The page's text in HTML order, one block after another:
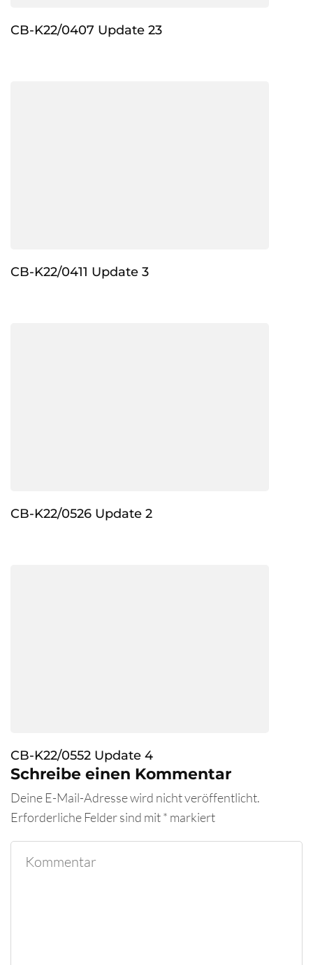
CB-K22/0407 Update 23
CB-K22/0411 Update 3
CB-K22/0526 Update 2
CB-K22/0552 Update 4
Schreibe einen Kommentar
Deine E-Mail-Adresse wird nicht veröffentlicht.
Erforderliche Felder sind mit* markiert